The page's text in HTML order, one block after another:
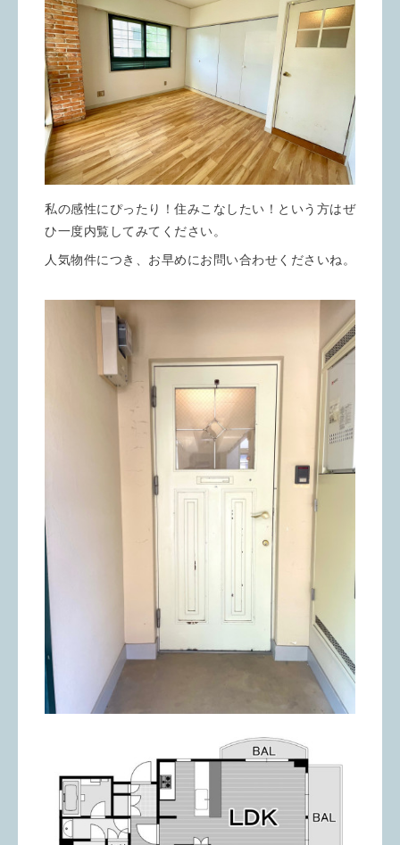
私の感性にぴったり！住みこなしたい！という方はぜ
ひ一度内覧してみてください。
人気物件につき、お早めにお問い合わせくださいね。